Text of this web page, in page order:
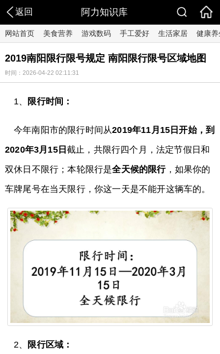
返回 阿力知识库
网站首页 美食营养 游戏数码 手工爱好 生活家居 健康养
2019南阳限行限号规定 南阳限行限号区域地图
时间：2026-04-22 02:11:31
1、 限行时间：
今年南阳市的限行时间从2019年11月15日开始，到
2020年3月15日 截止，共限行四个月，法定节假日和
双休日不限行；本轮限行是全天候的限行，如果你的
车牌尾号在当天限行，你这一天是不能开这辆车的。
2、 限行区域：